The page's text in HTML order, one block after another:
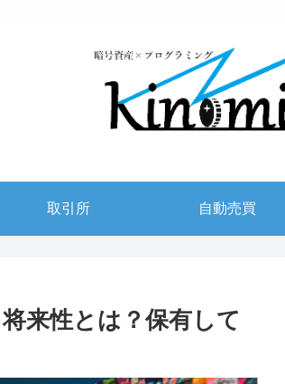
取引所 自動売買
来性とは？保有して